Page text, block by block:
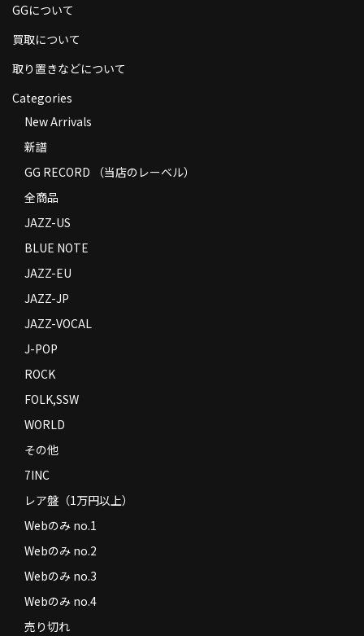
特定商取引法に基づく表示
Contact
GGについて
買取について
取り置きなどについて
Categories
New Arrivals
新譜
GG RECORD （当店のレーベル）
全商品
JAZZ-US
BLUE NOTE
JAZZ-EU
JAZZ-JP
JAZZ-VOCAL
J-POP
ROCK
FOLK,SSW
WORLD
その他
7INC
レア盤（1万円以上）
Webのみ no.1
Webのみ no.2
Webのみ no.3
Webのみ no.4
売り切れ